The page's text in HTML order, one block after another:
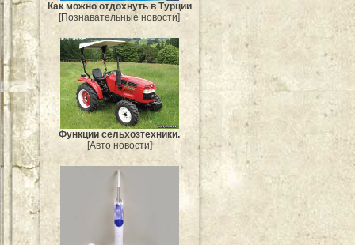
Как можно отдохнуть в Турции
[Познавательные новости]
Функции сельхозтехники.
[Авто новости]